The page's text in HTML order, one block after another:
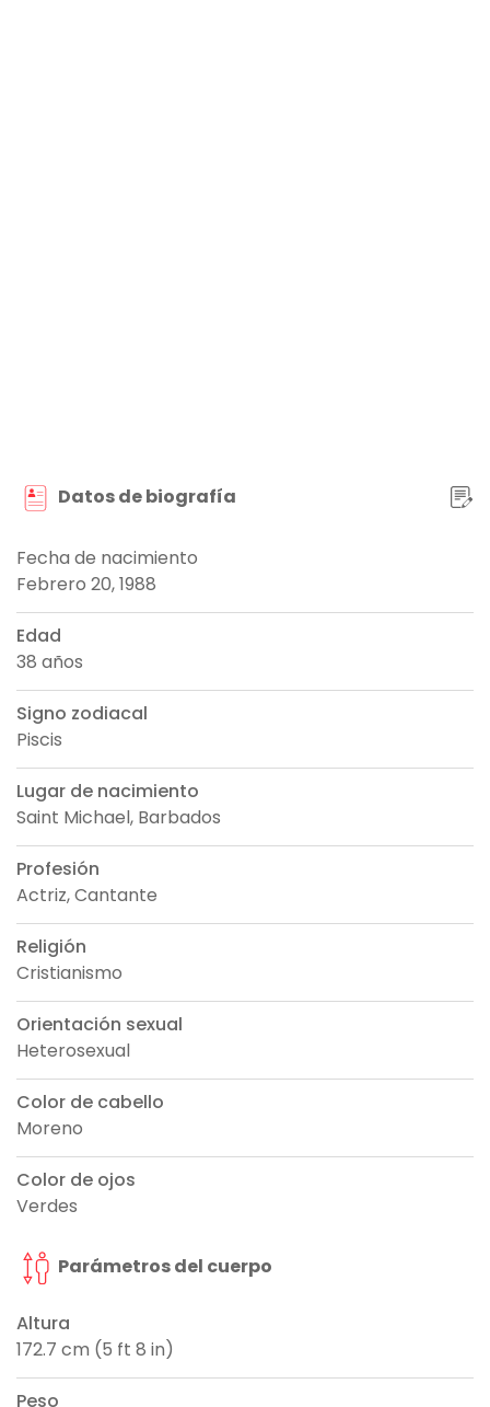
Datos de biografía
Fecha de nacimiento
Febrero 20, 1988
Edad
38 años
Signo zodiacal
Piscis
Lugar de nacimiento
Saint Michael, Barbados
Profesión
Actriz, Cantante
Religión
Cristianismo
Orientación sexual
Heterosexual
Color de cabello
Moreno
Color de ojos
Verdes
Parámetros del cuerpo
Altura
172.7 cm (5 ft 8 in)
Peso